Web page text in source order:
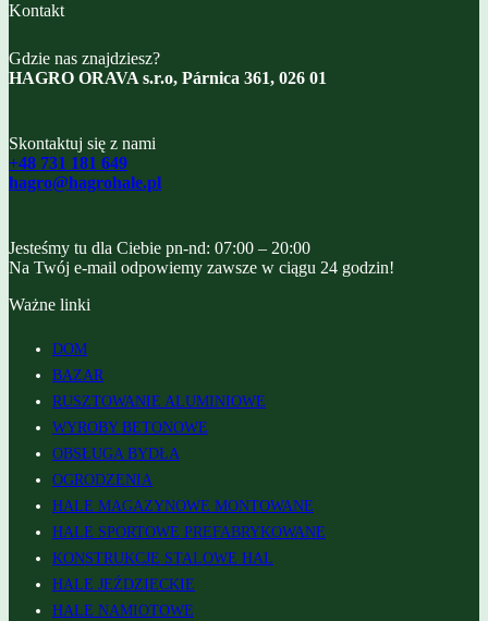
Kontakt
Gdzie nas znajdziesz?
HAGRO ORAVA s.r.o, Párnica 361, 026 01
Skontaktuj się z nami
+48 731 181 649
hagro@hagrohale.pl
Jesteśmy tu dla Ciebie pn-nd: 07:00 – 20:00
Na Twój e-mail odpowiemy zawsze w ciągu 24 godzin!
Ważne linki
DOM
BAZAR
RUSZTOWANIE ALUMINIOWE
WYROBY BETONOWE
OBSŁUGA BYDŁA
OGRODZENIA
HALE MAGAZYNOWE MONTOWANE
HALE SPORTOWE PREFABRYKOWANE
KONSTRUKCJE STALOWE HAL
HALE JEŹDZIECKIE
HALE NAMIOTOWE